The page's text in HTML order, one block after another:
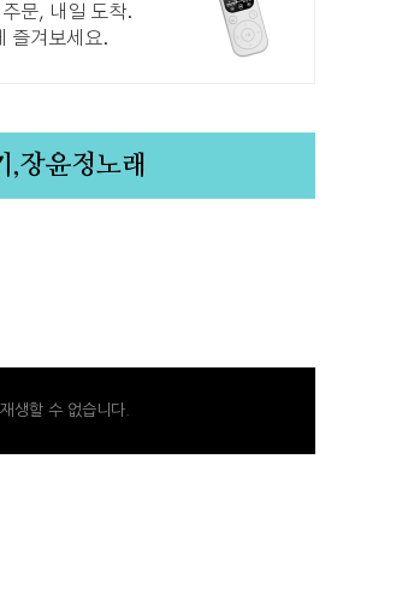
문, 내일 도착.
즐겨보세요.
,장윤정노래
생할 수 없습니다.